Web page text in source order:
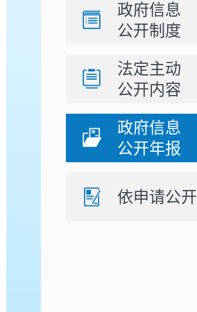
政府信息
公开制度
法定主动
公开内容
政府信息
公开年报
依申请公开